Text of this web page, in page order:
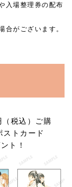
入場整理券の配布
合がございます。
税込）ご購
ストカード
ト！